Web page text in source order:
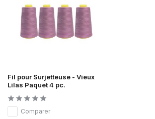
Fil pour Surjetteuse - Vieux
Lilas Paquet 4 pc.
Comparer